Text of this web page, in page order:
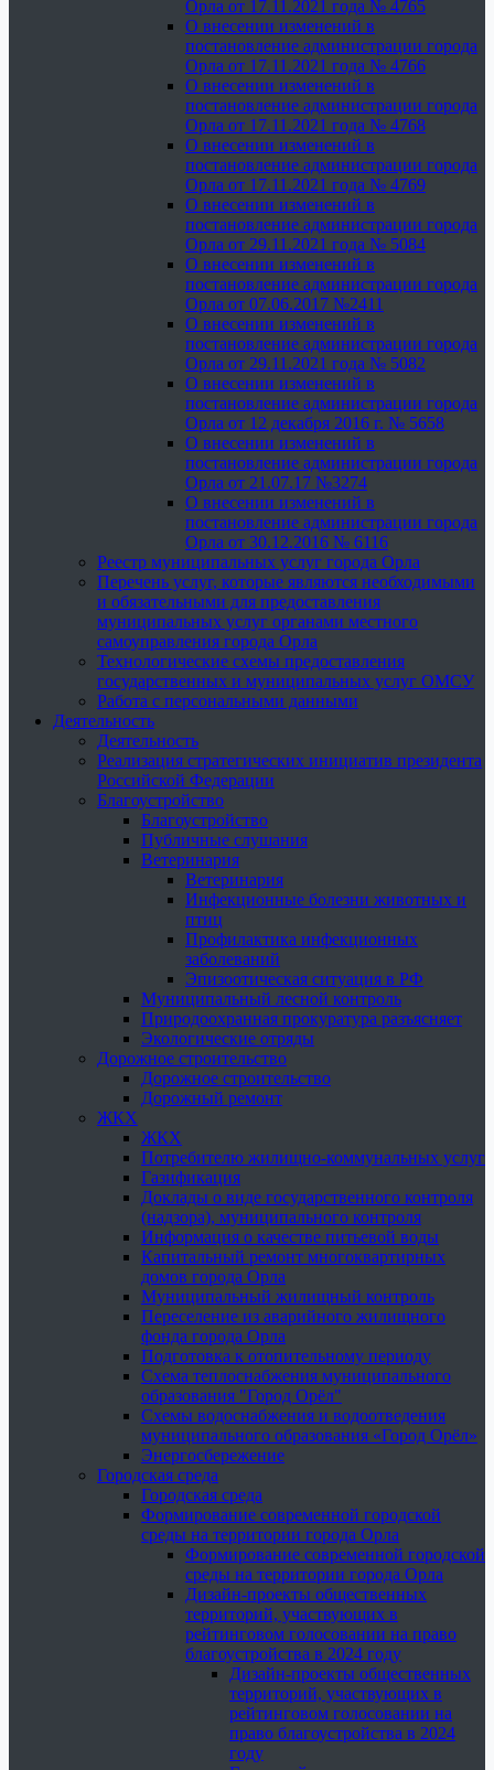
Орла от 17.11.2021 года № 4765
О внесении изменений в
постановление администрации города
Орла от 17.11.2021 года № 4766
О внесении изменений в
постановление администрации города
Орла от 17.11.2021 года № 4768
О внесении изменений в
постановление администрации города
Орла от 17.11.2021 года № 4769
О внесении изменений в
постановление администрации города
Орла от 29.11.2021 года № 5084
О внесении изменений в
постановление администрации города
Орла от 07.06.2017 №2411
О внесении изменений в
постановление администрации города
Орла от 29.11.2021 года № 5082
О внесении изменений в
постановление администрации города
Орла от 12 декабря 2016 г. № 5658
О внесении изменений в
постановление администрации города
Орла от 21.07.17 №3274
О внесении изменений в
постановление администрации города
Орла от 30.12.2016 № 6116
Реестр муниципальных услуг города Орла
Перечень услуг, которые являются необходимыми
и обязательными для предоставления
муниципальных услуг органами местного
самоуправления города Орла
Технологические схемы предоставления
государственных и муниципальных услуг ОМСУ
Работа с персональными данными
Деятельность
Деятельность
Реализация стратегических инициатив президента
Российской Федерации
Благоустройство
Благоустройство
Публичные слушания
Ветеринария
Ветеринария
Инфекционные болезни животных и
птиц
Профилактика инфекционных
заболеваний
Эпизоотическая ситуация в РФ
Муниципальный лесной контроль
Природоохранная прокуратура разъясняет
Экологические отряды
Дорожное строительство
Дорожное строительство
Дорожный ремонт
ЖКХ
ЖКХ
Потребителю жилищно-коммунальных услуг
Газификация
Доклады о виде государственного контроля
(надзора), муниципального контроля
Информация о качестве питьевой воды
Капитальный ремонт многоквартирных
домов города Орла
Муниципальный жилищный контроль
Переселение из аварийного жилищного
фонда города Орла
Подготовка к отопительному периоду
Схема теплоснабжения муниципального
образования "Город Орёл"
Схемы водоснабжения и водоотведения
муниципального образования «Город Орёл»
Энергосбережение
Городская среда
Городская среда
Формирование современной городской
среды на территории города Орла
Формирование современной городской
среды на территории города Орла
Дизайн-проекты общественных
территорий, участвующих в
рейтинговом голосовании на право
благоустройства в 2024 году
Дизайн-проекты общественных
территорий, участвующих в
рейтинговом голосовании на
право благоустройства в 2024
году